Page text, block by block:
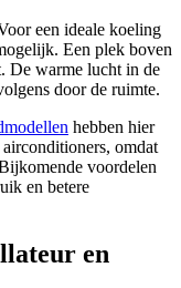
een ideale koeling
Een plek boven
De warme lucht in de
door de ruimte.
hebben hier
omdat
voordelen
en betere
en